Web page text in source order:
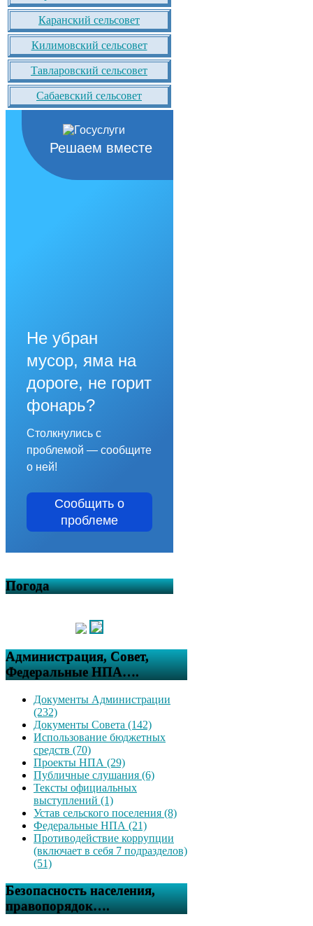
Каранский сельсовет
Килимовский сельсовет
Тавларовский сельсовет
Сабаевский сельсовет
Решаем вместе
Не убран
мусор, яма на
дороге, не горит
фонарь?
Столкнулись с
проблемой — сообщите
о ней!
Сообщить о
проблеме
Погода
Администрация, Совет,
Федеральные НПА….
Документы Администрации
(232)
Документы Совета (142)
Использование бюджетных
средств (70)
Проекты НПА (29)
Публичные слушания (6)
Тексты официальных
выступлений (1)
Устав сельского поселения (8)
Федеральные НПА (21)
Противодействие коррупции
(включает в себя 7 подразделов)
(51)
Безопасность населения,
правопорядок….